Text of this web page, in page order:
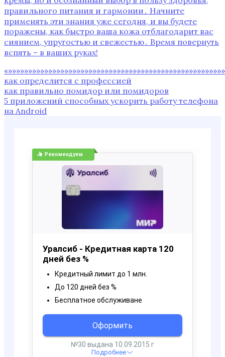
правильного питания и гармонии․ Начните
применять эти знания уже сегодня, и вы будете
поражены, как быстро ваша кожа отблагодарит вас
сиянием, упругостью и свежестью․ Время повернуть
вспять – в ваших руках!
как определится с профессией
как правильно помидор или помидоров
5 приложений способных ускорить работу телефона
на Android